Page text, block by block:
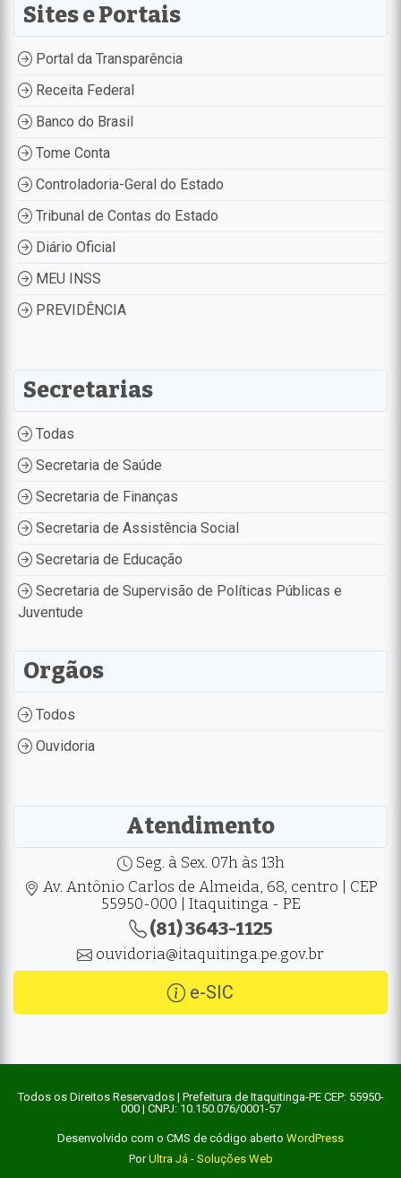
Sites e Portais
Portal da Transparência
Receita Federal
Banco do Brasil
Tome Conta
Controladoria-Geral do Estado
Tribunal de Contas do Estado
Diário Oficial
MEU INSS
PREVIDÊNCIA
Secretarias
Todas
Secretaria de Saúde
Secretaria de Finanças
Secretaria de Assistência Social
Secretaria de Educação
Secretaria de Supervisão de Políticas Públicas e
Juventude
Orgãos
Todos
Ouvidoria
Atendimento
Seg. à Sex. 07h às 13h
Av. Antônio Carlos de Almeida, 68, centro | CEP
55950-000 | Itaquitinga - PE
(81) 3643-1125
ouvidoria@itaquitinga.pe.gov.br
e-SIC
Todos os Direitos Reservados | Prefeitura de Itaquitinga-PE CEP: 55950-
000 | CNPJ: 10.150.076/0001-57
Desenvolvido com o CMS de código aberto WordPress
PorUltra Já - Soluções Web